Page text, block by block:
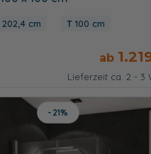
202,4 cm 100 cm
Lieferzeit ca. 2 - 3
-21%